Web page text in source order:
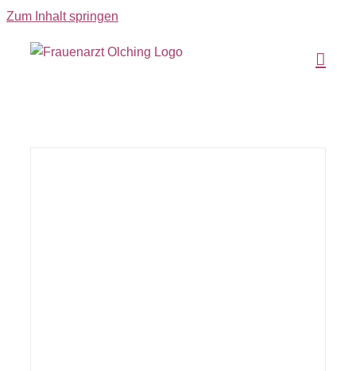
Zum Inhalt springen